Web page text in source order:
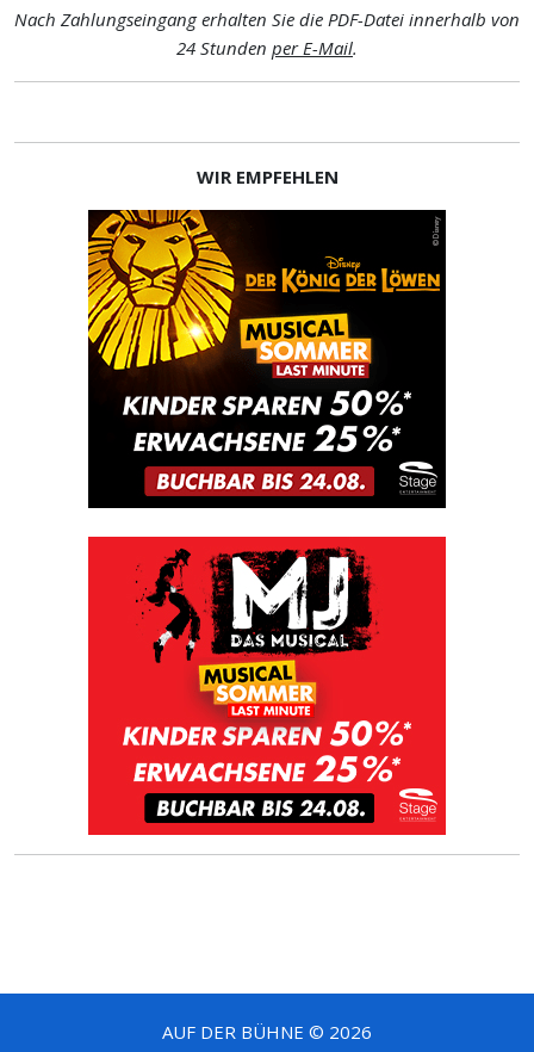
Nach Zahlungseingang erhalten Sie die PDF-Datei innerhalb von
24 Stunden per E-Mail.
WIR EMPFEHLEN
AUF DER BÜHNE © 2026